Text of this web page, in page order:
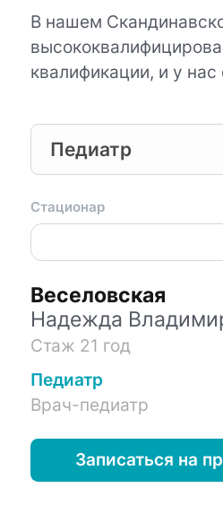
В нашем
квалификации, и у
Педиатр
Стационар
Веселовская
Надежда
Стаж 21 год
Педиатр
Врач-педиатр
Записаться на